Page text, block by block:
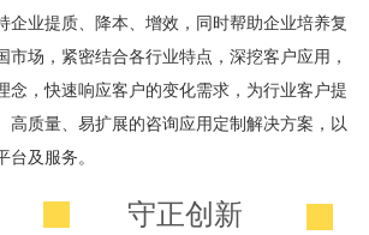
企业提质、降本、增效，同时帮助企业培养复
市场，紧密结合各行业特点，深挖客户应用，
念，快速响应客户的变化需求，为行业客户提
高质量、易扩展的咨询应用定制解决方案，以
台及服务。
守正创新